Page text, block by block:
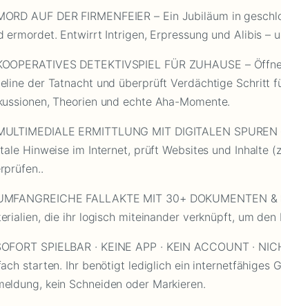
AUF DER FIRMENFEIER – Ein Jubiläum in
ermordet. Entwirrt Intrigen, Erpressung und Alibis –
DETEKTIVSPIEL FÜR ZUHAUSE –
der Tatnacht und überprüft Verdächtige Schritt
Theorien und echte Aha-Momente.
ERMITTLUNG MIT DIGITALEN
Hinweise im Internet, prüft Websites und Inhalte
FALLAKTE MIT 30+ DOKUMENTEN
die ihr logisch miteinander verknüpft, um den
SPIELBAR · KEINE APP · KEIN ACCOUNT ·
starten. Ihr benötigt lediglich ein internetfähiges
kein Schneiden oder Markieren.